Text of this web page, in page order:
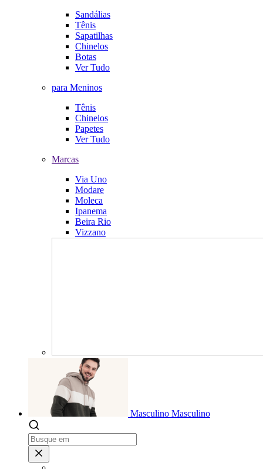
Sandálias
Tênis
Sapatilhas
Chinelos
Botas
Ver Tudo
para Meninos
Tênis
Chinelos
Papetes
Ver Tudo
Marcas
Via Uno
Modare
Moleca
Ipanema
Beira Rio
Vizzano
Masculino Masculino